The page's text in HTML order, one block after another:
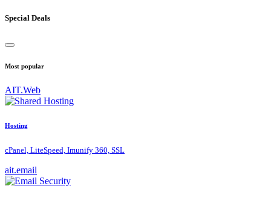
Special Deals
Most popular
AIT.Web
Hosting
cPanel, LiteSpeed, Imunify 360, SSL
ait.email